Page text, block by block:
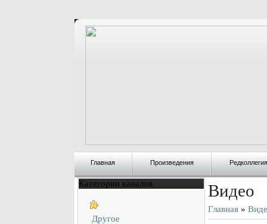
Главная Произведения Редколлегия
Категории каналов
Другое
Видео
Главная»